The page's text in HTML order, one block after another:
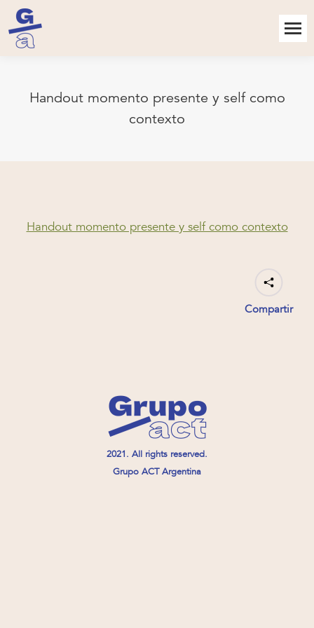
Handout momento presente y self como
contexto
Handout momento presente y self como contexto
Compartir
2021. All rights reserved.
Grupo ACT Argentina